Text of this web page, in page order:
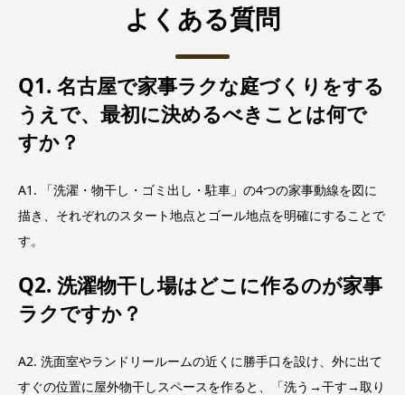
よくある質問
Q1. 名古屋で家事ラクな庭づくりをする
うえで、最初に決めるべきことは何で
すか？
A1. 「洗濯・物干し・ゴミ出し・駐車」の4つの家事動線を図に
描き、それぞれのスタート地点とゴール地点を明確にすることで
す。
Q2. 洗濯物干し場はどこに作るのが家事
ラクですか？
A2. 洗面室やランドリールームの近くに勝手口を設け、外に出て
すぐの位置に屋外物干しスペースを作ると、「洗う→干す→取り